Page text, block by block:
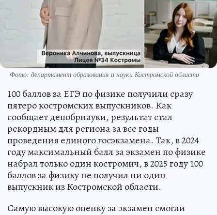
Фото: департамент образования и науки Костромской области
100 баллов за ЕГЭ по физике получили сразу
пятеро костромских выпускников. Как
сообщает депобрнауки, результат стал
рекордным для региона за все годы
проведения единого госэкзамена. Так, в 2024
году максимальный балл за экзамен по физике
набрал только один костромич, в 2025 году 100
баллов за физику не получил ни один
выпускник из Костромской области.
Самую высокую оценку за экзамен смогли